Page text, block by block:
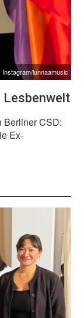
Instagram/lunnaamusic
Lesbenwelt
Berliner CSD:
Ex-